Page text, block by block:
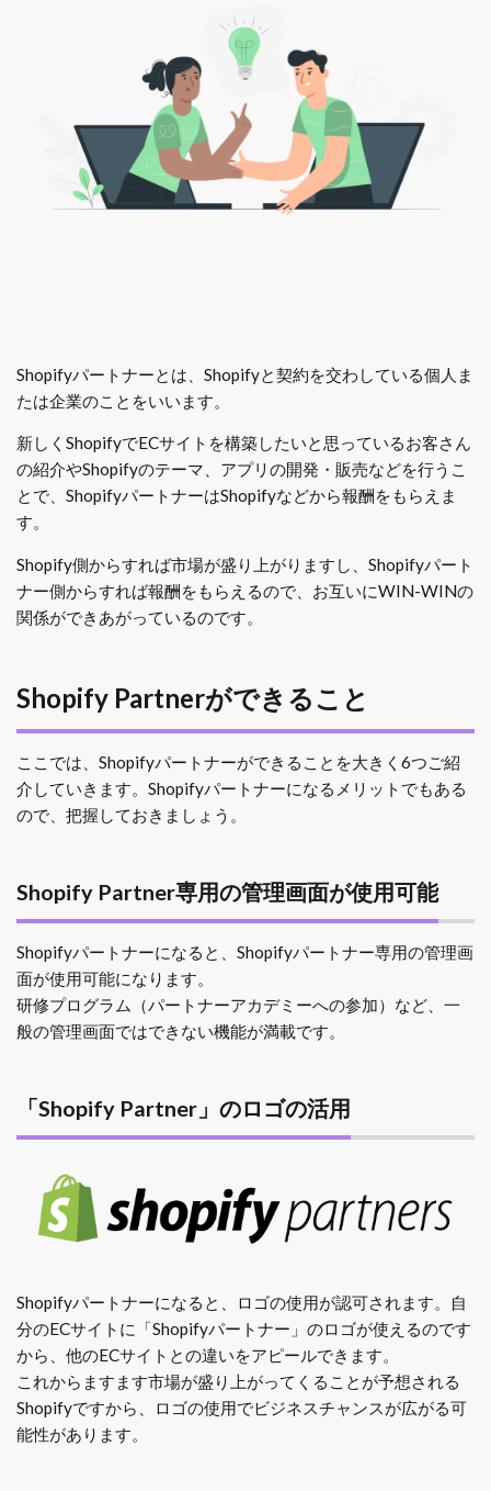
Shopifyパートナーとは、Shopifyと契約を交わしている個人ま
たは企業のことをいいます。
新しくShopifyでECサイトを構築したいと思っているお客さん
の紹介やShopifyのテーマ、アプリの開発・販売などを行うこ
とで、ShopifyパートナーはShopifyなどから報酬をもらえま
す。
Shopify側からすれば市場が盛り上がりますし、Shopifyパート
ナー側からすれば報酬をもらえるので、お互いにWIN-WINの
関係ができあがっているのです。
Shopify Partnerができること
ここでは、Shopifyパートナーができることを大きく6つご紹
介していきます。Shopifyパートナーになるメリットでもある
ので、把握しておきましょう。
Shopify Partner専用の管理画面が使用可能
Shopifyパートナーになると、Shopifyパートナー専用の管理画
面が使用可能になります。
研修プログラム（パートナーアカデミーへの参加）など、一
般の管理画面ではできない機能が満載です。
「Shopify Partner」のロゴの活用
Shopifyパートナーになると、ロゴの使用が認可されます。自
分のECサイトに「Shopifyパートナー」のロゴが使えるのです
から、他のECサイトとの違いをアピールできます。
これからますます市場が盛り上がってくることが予想される
Shopifyですから、ロゴの使用でビジネスチャンスが広がる可
能性があります。